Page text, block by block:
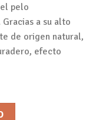
pelo
a su alto
de origen natural,
efecto
Morena cantidad